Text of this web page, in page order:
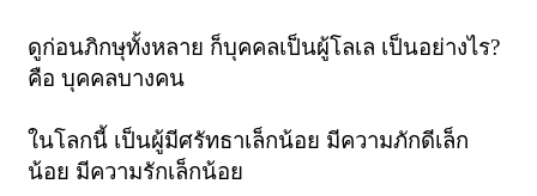
ดูก่อนภิกษุทั้งหลาย ก็บุคคลเป็นผู้โลเล เป็นอย่างไร?
คือ บุคคลบางคน
ในโลกนี้ เป็นผู้มีศรัทธาเล็กน้อย มีความภักดีเล็ก
น้อย มีความรักเล็กน้อย